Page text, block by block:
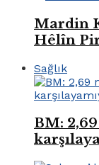
Mardin
Hêlîn
Sağlık
BM: